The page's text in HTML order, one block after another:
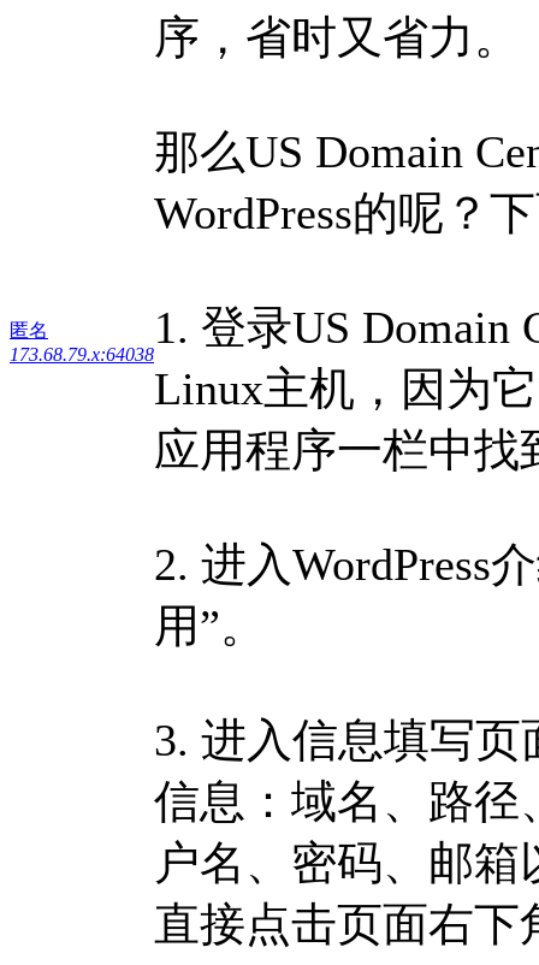
匿名
173.68.79.x:64038
序，省时又省力。
那么US Domain
WordPress的呢？
1. 登录US Domain
Linux主机，因为
应用程序一栏中找
2. 进入WordPress
用”。
3. 进入信息填写页
信息：域名、路径
户名、密码、邮
直接点击页面右下